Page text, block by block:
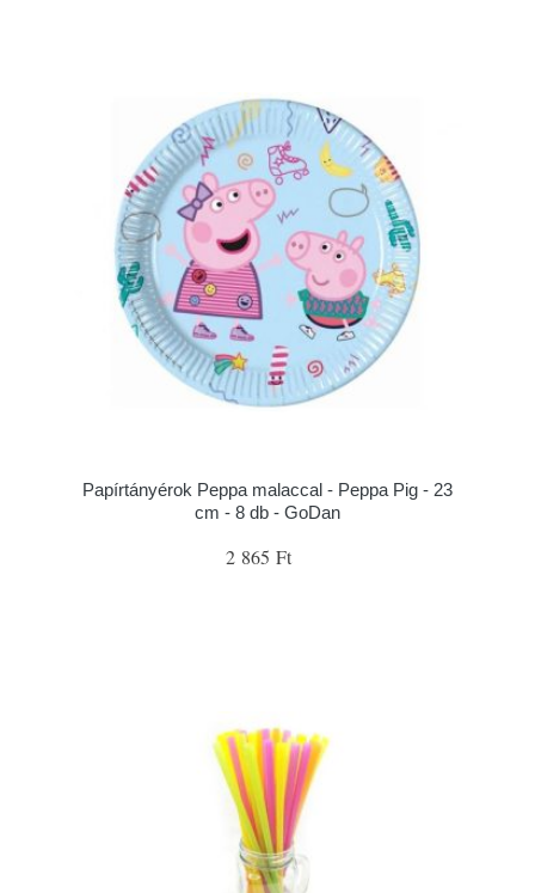
Papírtányérok Peppa malaccal - Peppa Pig - 23
cm - 8 db - GoDan
2 865 Ft